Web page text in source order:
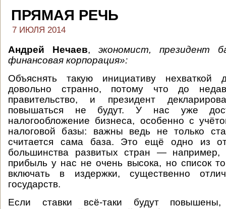
ПРЯМАЯ РЕЧЬ
7 ИЮЛЯ 2014
Андрей Нечаев, экономист, президент
финансовая корпорация»:
Объяснять такую инициативу нехваткой
довольно странно, потому что до
правительство, и президент
повышаться не будут. У нас уже
налогообложение бизнеса, особенно с
налоговой базы: важны ведь не только
считается сама база. Это ещё одно из
большинства развитых стран — например,
прибыль у нас не очень высока, но список
включать в издержки, существенно
государств.
Если ставки всё-таки будут